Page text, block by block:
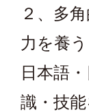
２、多
力を養う
日本語
識・技